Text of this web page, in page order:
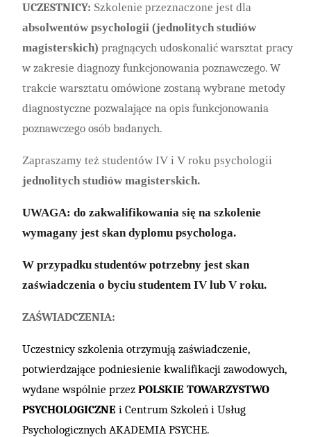
UCZESTNICY: Szkolenie przeznaczone jest dla
absolwentów psychologii (jednolitych studiów
magisterskich) pragnących udoskonalić warsztat pracy
w zakresie diagnozy funkcjonowania poznawczego. W
trakcie warsztatu omówione zostaną wybrane metody
diagnostyczne pozwalające na opis funkcjonowania
poznawczego osób badanych.
Zapraszamy też studentów IV i V roku psychologii
jednolitych studiów magisterskich.
UWAGA: do zakwalifikowania się na szkolenie
wymagany jest skan dyplomu psychologa.
W przypadku studentów potrzebny jest skan
zaświadczenia o byciu studentem IV lub V roku.
ZAŚWIADCZENIA:
Uczestnicy szkolenia otrzymują zaświadczenie,
potwierdzające podniesienie kwalifikacji zawodowych,
wydane wspólnie przezPOLSKIE TOWARZYSTWO
PSYCHOLOGICZNE i Centrum Szkoleń i Usług
Psychologicznych AKADEMIA PSYCHE.